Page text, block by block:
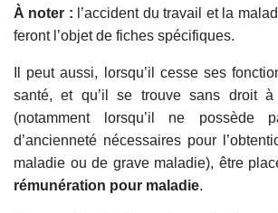
À noter : l’accident du travail et la
feront l’objet de fiches spécifiques.
Il peut aussi, lorsqu’il cesse ses
santé, et qu’il se trouve sans droit à
(notamment lorsqu’il ne
d’ancienneté nécessaires pour
maladie ou de grave maladie), être
rémunération pour maladie.